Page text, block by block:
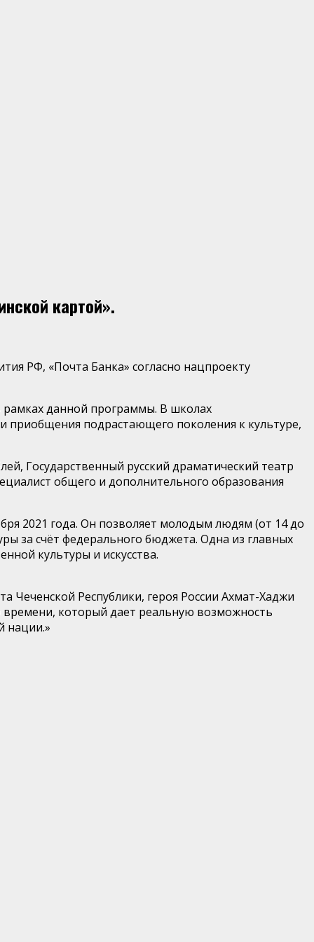
картой».
РФ, «Почта Банка» согласно нацпроекту
рамках данной программы. В школах
приобщения подрастающего поколения к культуре,
Государственный русский драматический театр
общего и дополнительного образования
2021 года. Он позволяет молодым людям (от 14 до
за счёт федерального бюджета. Одна из главных
культуры и искусства.
Чеченской Республики, героя России Ахмат-Хаджи
времени, который дает реальную возможность
нации.»